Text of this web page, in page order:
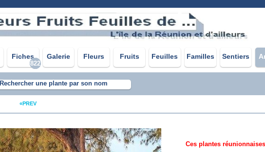
Fiches Galerie Fleurs Fruits Feuilles Familles Sentiers
822
Rechercher une plante par son nom
«PREV
Ces plantes